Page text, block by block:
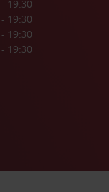
19:30
19:30
19:30
19:30